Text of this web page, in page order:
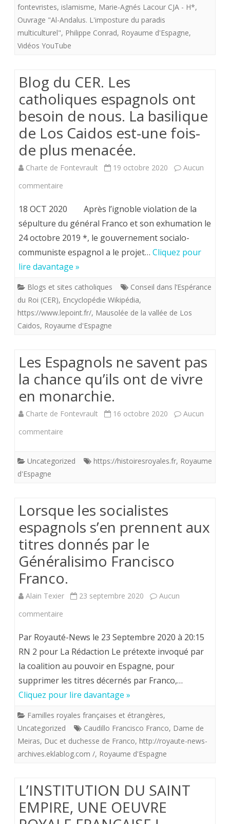
l’imposture
du
fontevristes, islamisme, Marie-Agnés Lacour CJA - H*,
Ouvrage "Al-Andalus. L'imposture du paradis
multiculturel", Philippe Conrad, Royaume d'Espagne,
Vidéos YouTube
Blog du CER. Les
catholiques espagnols ont
besoin de nous. La basilique
de Los Caidos est-une fois-
de plus menacée.
Charte de Fontevrault 19 octobre 2020
Aucun
commentaire
du
CER.
Les
ont
besoin
nous.
La
basilique
de
fois-
de
plus
menacée.
18 OCT 2020 Après l’ignoble violation de la
sépulture du général Franco et son exhumation le
24 octobre 2019 *, le gouvernement socialo-
communiste espagnol a le projet… Cliquez pour
lire davantage »
Blogs et sites catholiques
Conseil dans l’Espérance
du Roi (CER), Encyclopédie Wikipédia,
https://www.lepoint.fr/, Mausolée de la vallée de Los
Caidos, Royaume d'Espagne
Les Espagnols ne savent pas
la chance qu’ils ont de vivre
en monarchie.
Charte de Fontevrault 16 octobre 2020
Aucun
commentaire
Espagnols
savent
la
chance
qu’ils
ont
monarchie.
Uncategorized https://histoiresroyales.fr, Royaume
d'Espagne
Lorsque les socialistes
espagnols s’en prennent aux
titres donnés par le
Généralisimo Francisco
Franco.
Alain Texier 23 septembre 2020
Aucun
commentaire
les
socialistes
espagnols
prennent
aux
titres
par
le
Par Royauté-News le 23 Septembre 2020 à 20:15
RN 2 pour La Rédaction Le prétexte invoqué par
la coalition au pouvoir en Espagne, pour
supprimer les titres décernés par Franco,…
Cliquez pour lire davantage »
Familles royales françaises et étrangères,
Uncategorized
Caudillo Francisco Franco, Dame de
Meiras, Duc et duchesse de Franco, http://royaute-news-
archives.eklablog.com /, Royaume d'Espagne
L’INSTITUTION DU SAINT
EMPIRE, UNE OEUVRE